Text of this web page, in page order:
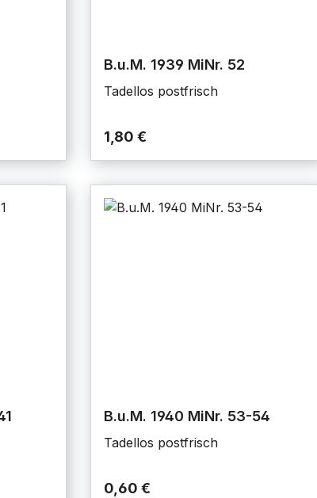
B.u.M. 1939 MiNr. 52
Tadellos postfrisch
1,80 €
B.u.M. 1940 MiNr. 53-54
Tadellos postfrisch
0,60 €